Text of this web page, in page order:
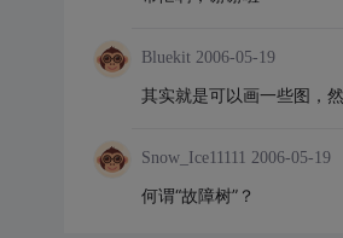
Bluekit 2006-05-19
其实就是可以画一些图，
Snow_Ice11111 2006-05-19
何谓“故障树”？